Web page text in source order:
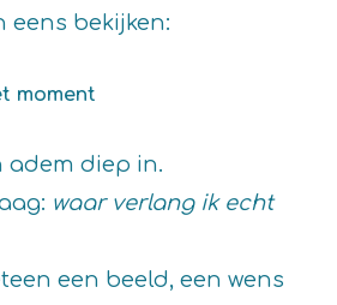
eens bekijken:
moment
adem diep in.
waar verlang ik echt
een beeld, een wens